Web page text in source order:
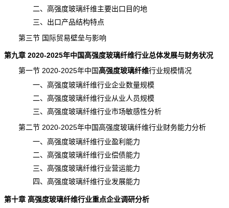
二、高强度玻璃纤维主要出口目的地
三、出口产品结构特点
第三节 国际贸易壁垒与影响
第九章 2020-2025年中国高强度玻璃纤维行业总体发展与财务状况
第一节 2020-2025年中国高强度玻璃纤维行业规模情况
一、高强度玻璃纤维行业企业数量规模
二、高强度玻璃纤维行业从业人员规模
三、高强度玻璃纤维行业市场敏感性分析
第二节 2020-2025年中国高强度玻璃纤维行业财务能力分析
一、高强度玻璃纤维行业盈利能力
二、高强度玻璃纤维行业偿债能力
三、高强度玻璃纤维行业营运能力
四、高强度玻璃纤维行业发展能力
第十章 高强度玻璃纤维行业重点企业调研分析